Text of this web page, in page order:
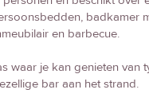
badkamer
en barbecue.
waar je kan genieten van
bar aan het strand.